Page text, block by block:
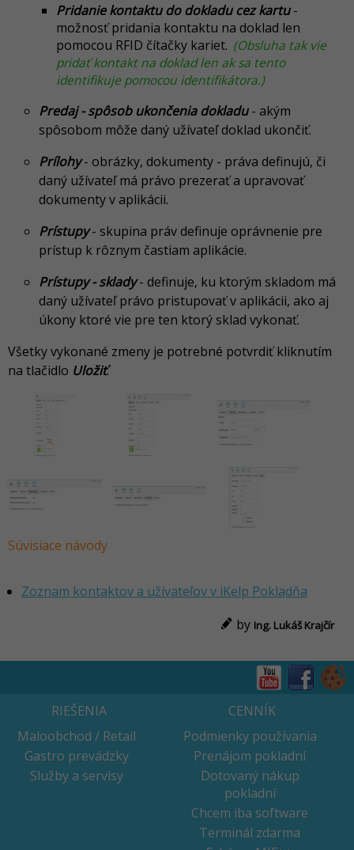
Pridanie kontaktu do dokladu cez kartu-
možnosť pridania kontaktu na doklad len
pomocou RFID čítačky kariet. (Obsluha tak vie
pridať kontakt na doklad len ak sa tento
identifikuje pomocou identifikátora.)
Predaj - spôsob ukončenia dokladu- akým
spôsobom môže daný užívateľ doklad ukončiť.
Prílohy- obrázky, dokumenty - práva definujú, či
daný užívateľ má právo prezerať a upravovať
dokumenty v aplikácii.
Prístupy- skupina práv definuje oprávnenie pre
prístup k rôznym častiam aplikácie.
Prístupy - sklady- definuje, ku ktorým skladom má
daný užívateľ právo pristupovať v aplikácii, ako aj
úkony ktoré vie pre ten ktorý sklad vykonať.
Všetky vykonané zmeny je potrebné potvrdiť kliknutím
na tlačidlo Uložiť.
Súvisiace návody
Zoznam kontaktov a užívateľov v iKelp Pokladňa
by Ing. Lukáš Krajčír
RIEŠENIA
Maloobchod / Retail
Gastro prevádzky
Služby a servisy
CENNÍK
Podmienky používania
Prenájom pokladní
Dotovaný nákup
pokladní
Chcem iba software
Terminál zdarma